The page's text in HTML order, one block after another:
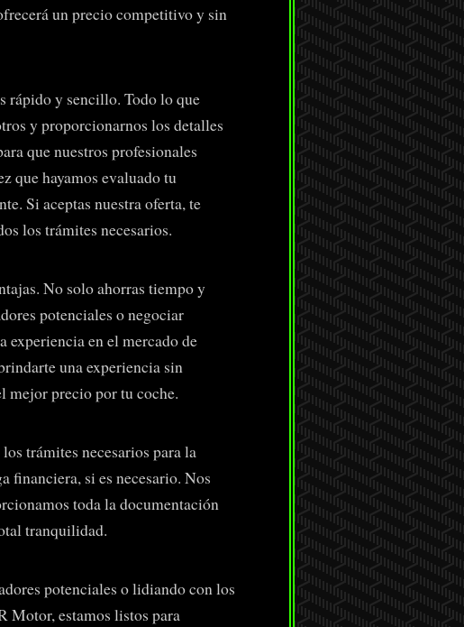
un precio competitivo y sin
rápido y sencillo. Todo lo que
y proporcionarnos los detalles
que nuestros profesionales
que hayamos evaluado tu
Si aceptas nuestra oferta, te
los trámites necesarios.
No solo ahorras tiempo y
potenciales o negociar
experiencia en el mercado de
una experiencia sin
mejor precio por tu coche.
trámites necesarios para la
financiera, si es necesario. Nos
toda la documentación
tranquilidad.
potenciales o lidiando con los
Motor, estamos listos para